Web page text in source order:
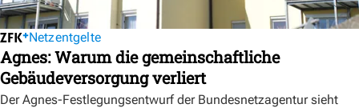
Netzentgelte
Agnes: Warum die gemeinschaftliche
Gebäudeversorgung verliert
Der Agnes-Festlegungsentwurf der Bundesnetzagentur sieht